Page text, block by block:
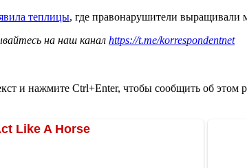
теплицы, где правонарушители выращивали
на наш канал https://t.me/korrespondentnet
и нажмите Ctrl+Enter, чтобы сообщить об этом